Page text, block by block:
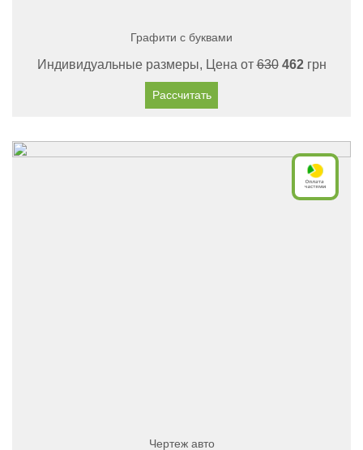
Графити с буквами
Индивидуальные размеры, Цена от630 462грн
Рассчитать
Чертеж авто